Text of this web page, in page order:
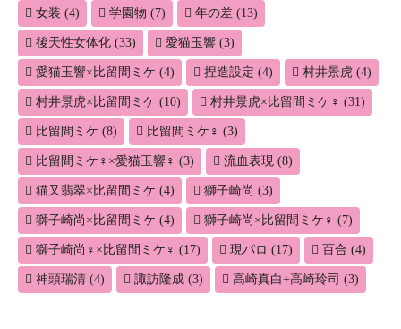
女装 (4) 学園物 (7) 年の差 (13)
後天性女体化 (33) 愛猫玉響 (3)
愛猫玉響×比留間ミケ (4) 捏造設定 (4) 村井景虎 (4)
村井景虎×比留間ミケ (10) 村井景虎×比留間ミケ♀ (31)
比留間ミケ (8) 比留間ミケ♀ (3)
比留間ミケ♀×愛猫玉響♀ (3) 流血表現 (8)
猫又翡翠×比留間ミケ (4) 獅子崎尚 (3)
獅子崎尚×比留間ミケ (4) 獅子崎尚×比留間ミケ♀ (7)
獅子崎尚♀×比留間ミケ♀ (17) 現パロ (17) 百合 (4)
神頭瑞清 (4) 諏訪隆成 (3) 高崎真白+高崎玲司 (3)